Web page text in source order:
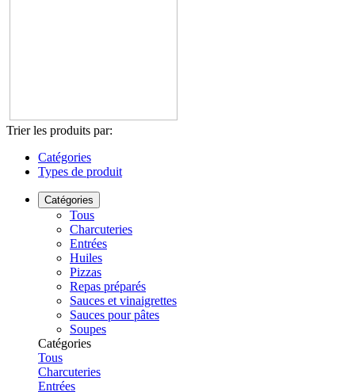
Trier les produits par:
Catégories
Types de produit
Catégories
Tous
Charcuteries
Entrées
Huiles
Pizzas
Repas préparés
Sauces et vinaigrettes
Sauces pour pâtes
Soupes
Catégories
Tous
Charcuteries
Entrées